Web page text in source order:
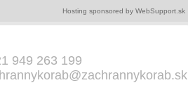
Hosting sponsored by WebSupport.sk
949 263 199